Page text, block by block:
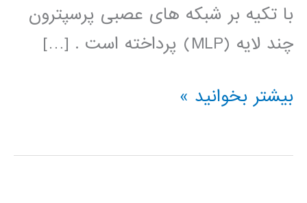
با تکیه بر شبکه های عصبی پرسپترون
چند لایه (MLP) پرداخته است . […]
آموزش
ابزار
بیشتر بخوانید »